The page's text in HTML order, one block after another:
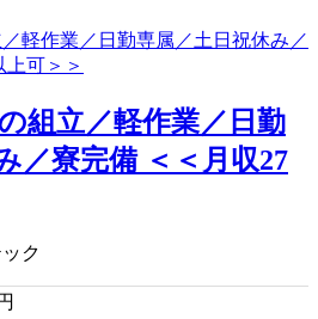
組立／軽作業／日勤
／寮完備 ＜＜月収27
ク